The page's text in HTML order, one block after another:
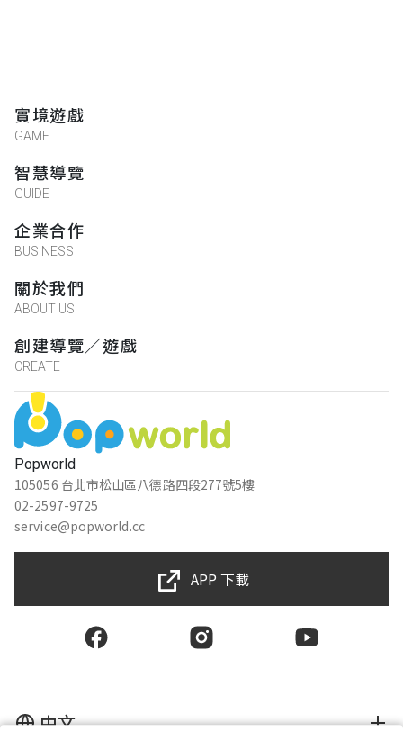
Popworld
105056 台北市松山區八德路四段277號5樓
02-2597-9725
service@popworld.cc
實境遊戲
GAME
智慧導覽
GUIDE
企業合作
BUSINESS
關於我們
ABOUT US
創建導覽／遊戲
CREATE
APP 下載
中文